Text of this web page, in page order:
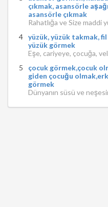
çıkmak, asansörle
asansörle çıkmak
Rahatlığa ve Size maddi
yüzük, yüzük takmak,
yüzük görmek
Eşe, cariyeye, çocuğa,
çocuk görmek,çocuk
giden çocuğu
görmek
Dünyanın süsü ve